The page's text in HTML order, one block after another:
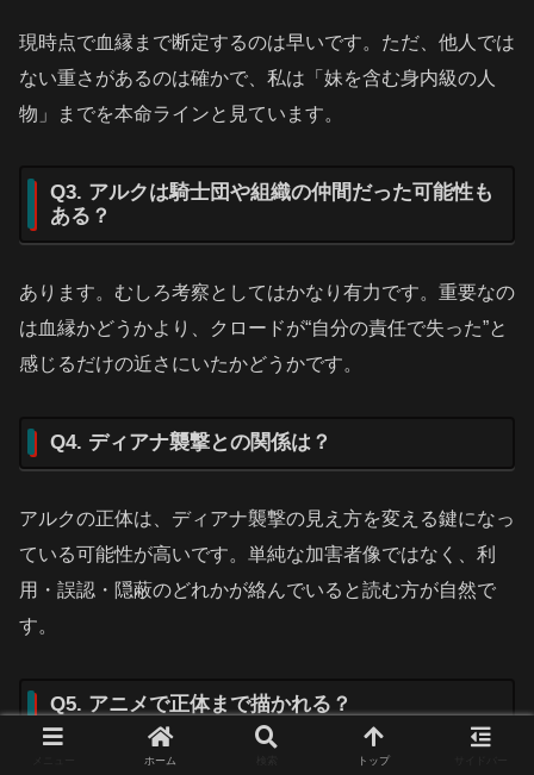
現時点で血縁まで断定するのは早いです。ただ、他人では
ない重さがあるのは確かで、私は「妹を含む身内級の人
物」までを本命ラインと見ています。
Q3. アルクは騎士団や組織の仲間だった可能性も
ある？
あります。むしろ考察としてはかなり有力です。重要なの
は血縁かどうかより、クロードが“自分の責任で失った”と
感じるだけの近さにいたかどうかです。
Q4. ディアナ襲撃との関係は？
アルクの正体は、ディアナ襲撃の見え方を変える鍵になっ
ている可能性が高いです。単純な加害者像ではなく、利
用・誤認・隠蔽のどれかが絡んでいると読む方が自然で
す。
Q5. アニメで正体まで描かれる？
ホーム トップ